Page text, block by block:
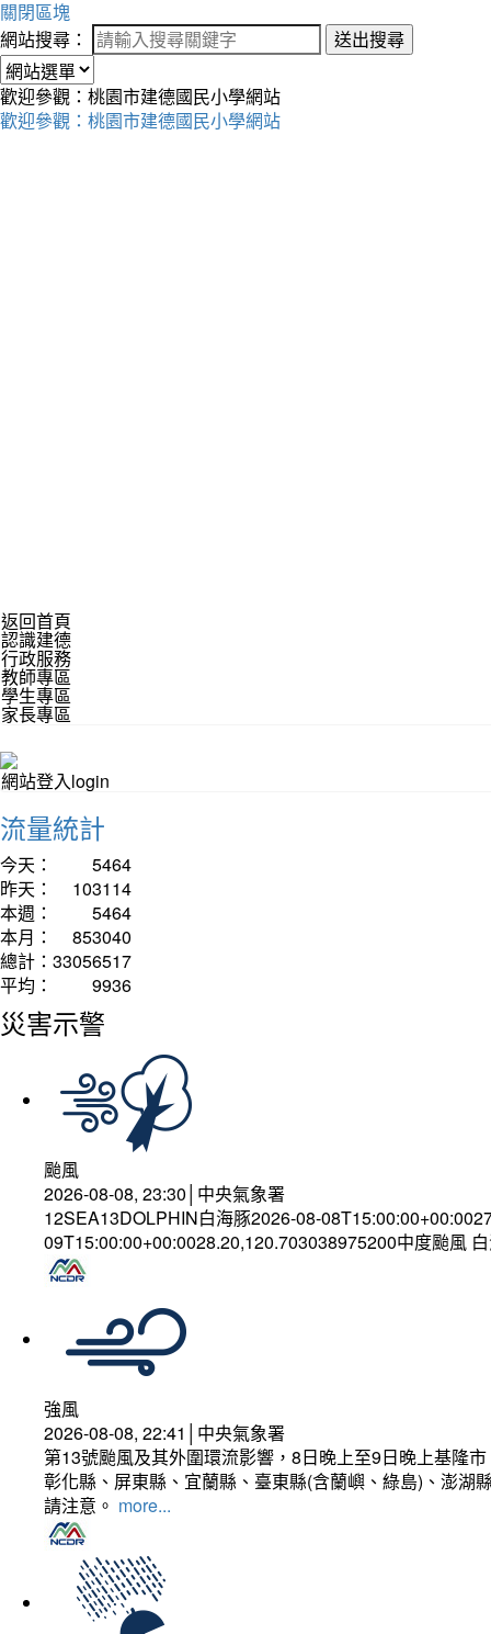
關閉區塊
網站搜尋：
送出搜尋
歡迎參觀：桃園市建德國民小學網站
歡迎參觀：桃園市建德國民小學網站
返回首頁
認識建德
行政服務
教師專區
學生專區
家長專區
網站登入login
流量統計
今天：
5464
昨天：
103114
本週：
5464
本月：
853040
總計： 33056517
平均：
9936
災害示警
颱風
2026-08-08, 23:30│中央氣象署
12SEA13DOLPHIN白海豚2026-08-
09T15:00:00+00:0028.20,120.703038975200中度颱風
強風
2026-08-08, 22:41│中央氣象署
第13號颱風及其外圍環流影響，8日晚上至9日晚上基隆
彰化縣、屏東縣、宜蘭縣、臺東縣(含蘭嶼、綠島)、澎湖
請注意。 more...